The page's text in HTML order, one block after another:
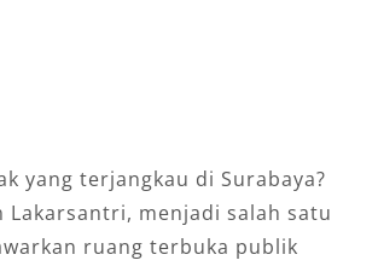
yang terjangkau di Surabaya?
Lakarsantri, menjadi salah satu
ruang terbuka publik